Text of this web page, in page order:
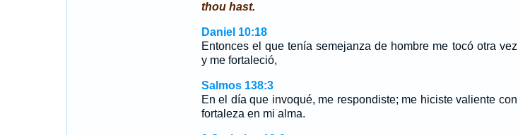
thou hast.
Daniel 10:18
Entonces el que tenía semejanza de hombre me tocó otra vez
y me fortaleció,
Salmos 138:3
En el día que invoqué, me respondiste; me hiciste valiente con
fortaleza en mi alma.